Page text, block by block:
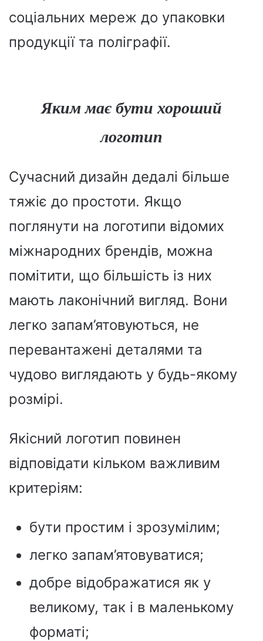
соціальних мереж до упаковки
продукції та поліграфії.
Яким має бути хороший
логотип
Сучасний дизайн дедалі більше
тяжіє до простоти. Якщо
поглянути на логотипи відомих
міжнародних брендів, можна
помітити, що більшість із них
мають лаконічний вигляд. Вони
легко запам’ятовуються, не
перевантажені деталями та
чудово виглядають у будь-якому
розмірі.
Якісний логотип повинен
відповідати кільком важливим
критеріям:
бути простим і зрозумілим;
легко запам’ятовуватися;
добре відображатися як у
великому, так і в маленькому
форматі;